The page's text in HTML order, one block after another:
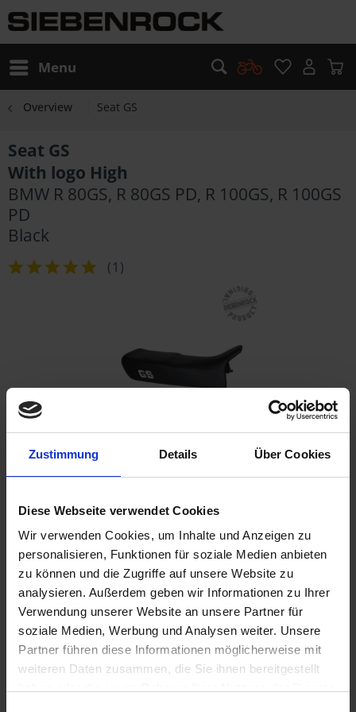
Zustimmung Details Über Cookies
Diese Webseite verwendet Cookies
Wir verwenden Cookies, um Inhalte und Anzeigen zu
personalisieren, Funktionen für soziale Medien anbieten
zu können und die Zugriffe auf unsere Website zu
analysieren. Außerdem geben wir Informationen zu Ihrer
Verwendung unserer Website an unsere Partner für
soziale Medien, Werbung und Analysen weiter. Unsere
Partner führen diese Informationen möglicherweise mit
weiteren Daten zusammen, die Sie ihnen bereitgestellt
Menu
Overview Seat GS
Seat GS
With logo High
BMW R 80GS, R 80GS PD, R 100GS, R 100GS
PD
Black
(1 )
Please inform me as soon as the product is
I have read thedata protection information.
€398.00
Prices incl. VAT,plus shipping costs
Remember Comment
part no.: 5255201X